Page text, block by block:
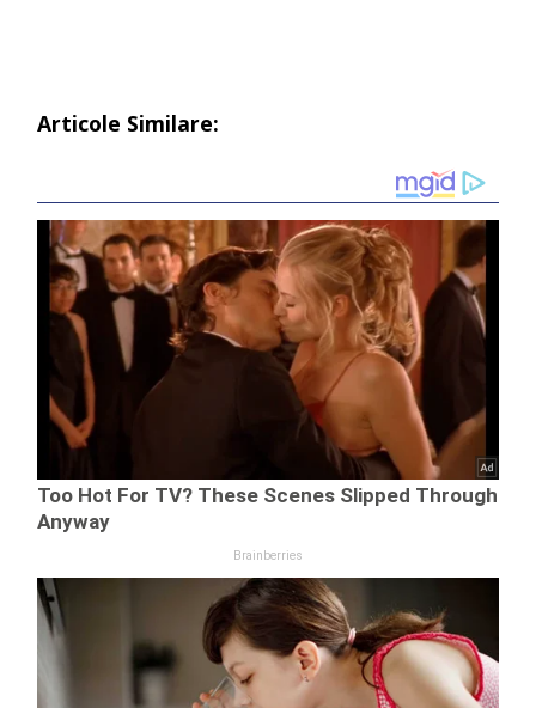
Articole Similare: